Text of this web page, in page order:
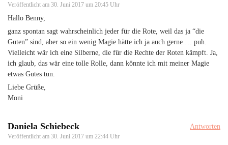
Veröffentlicht am 30. Juni 2017 um 20:45 Uhr
Hallo Benny,
ganz spontan sagt wahrscheinlich jeder für die Rote, weil das ja “die
Guten” sind, aber so ein wenig Magie hätte ich ja auch gerne … puh.
Vielleicht wär ich eine Silberne, die für die Rechte der Roten kämpft. Ja,
ich glaub, das wär eine tolle Rolle, dann könnte ich mit meiner Magie
etwas Gutes tun.
Liebe Grüße,
Moni
Daniela Schiebeck
Veröffentlicht am 30. Juni 2017 um 22:44 Uhr
Antworten